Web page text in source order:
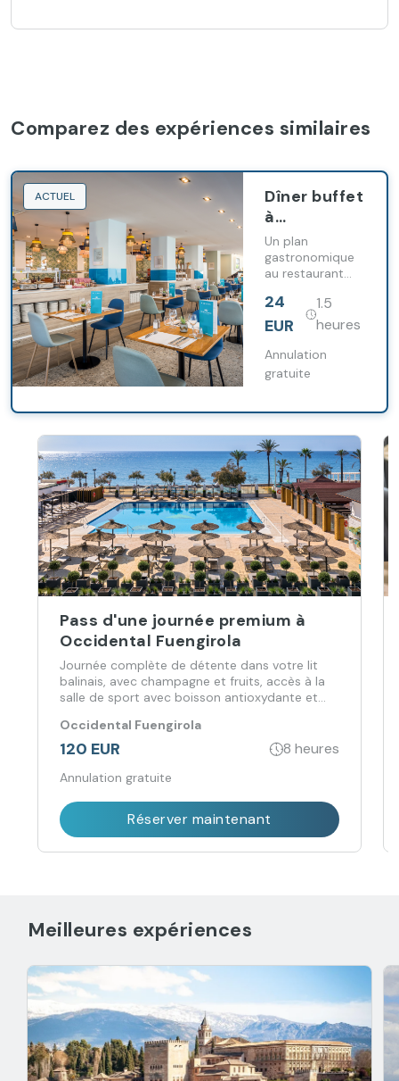
Comparez des expériences similaires
ACTUEL
Dîner buffet
à
l'Occidental
Fuengirola
Un plan
gastronomique
au restaurant
méditerranéen
avec une
rigoureuse de
plats andalous
et
24
EUR
1.5
heures
Annulation
gratuite
Pass d'une journée premium à
Occidental Fuengirola
Journée complète de détente dans votre lit
balinais, avec champagne et fruits, accès à la
salle de sport avec boisson antioxydante et
Occidental Fuengirola
120 EUR 8 heures
Annulation gratuite
Réserver maintenant
Meilleures expériences